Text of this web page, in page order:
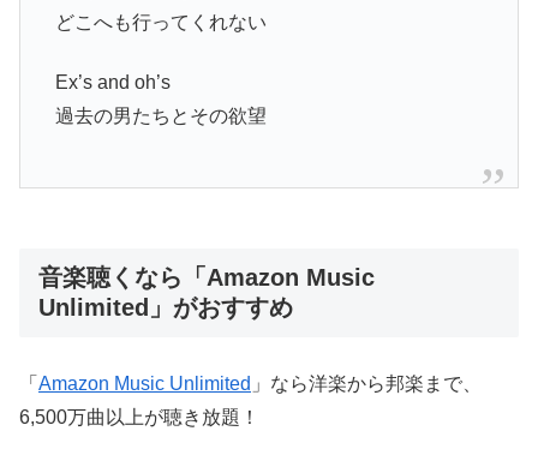
どこへも行ってくれない
Ex’s and oh’s
過去の男たちとその欲望
音楽聴くなら「Amazon Music
Unlimited」がおすすめ
「 Amazon Music Unlimited 」なら洋楽から邦楽まで、
6,500万曲以上が聴き放題！